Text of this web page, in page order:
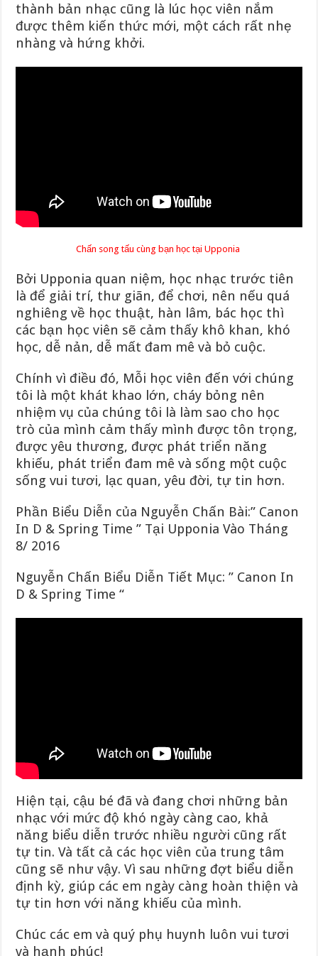
thành bản nhạc cũng là lúc học viên nắm
được thêm kiến thức mới, một cách rất nhẹ
nhàng và hứng khởi.
Chấn song tấu cùng bạn học tại Upponia
Bởi Upponia quan niệm, học nhạc trước tiên
là để giải trí, thư giãn, để chơi, nên nếu quá
nghiêng về học thuật, hàn lâm, bác học thì
các bạn học viên sẽ cảm thấy khô khan, khó
học, dễ nản, dễ mất đam mê và bỏ cuộc.
Chính vì điều đó, Mỗi học viên đến với chúng
tôi là một khát khao lớn, cháy bỏng nên
nhiệm vụ của chúng tôi là làm sao cho học
trò của mình cảm thấy mình được tôn trọng,
được yêu thương, được phát triển năng
khiếu, phát triển đam mê và sống một cuộc
sống vui tươi, lạc quan, yêu đời, tự tin hơn.
Phần Biểu Diễn của Nguyễn Chấn Bài:” Canon
In D & Spring Time ” Tại Upponia Vào Tháng
8/ 2016
Nguyễn Chấn Biểu Diễn Tiết Mục: ” Canon In
D & Spring Time “
Hiện tại, cậu bé đã và đang chơi những bản
nhạc với mức độ khó ngày càng cao, khả
năng biểu diễn trước nhiều người cũng rất
tự tin. Và tất cả các học viên của trung tâm
cũng sẽ như vậy. Vì sau những đợt biểu diễn
định kỳ, giúp các em ngày càng hoàn thiện và
tự tin hơn với năng khiếu của mình.
Chúc các em và quý phụ huynh luôn vui tươi
và hạnh phúc!